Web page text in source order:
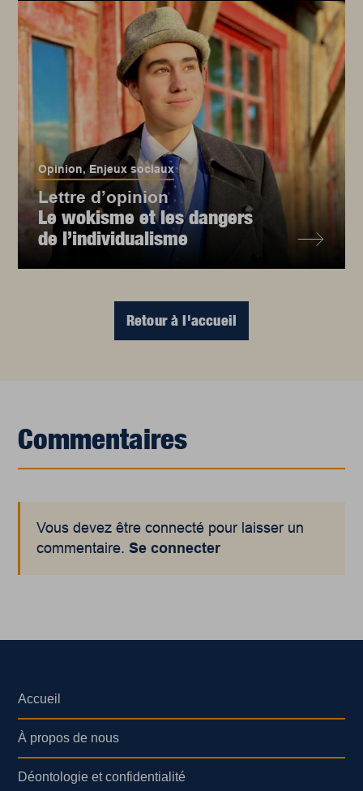
Opinion,Enjeux sociaux
Lettre d’opinion
Le wokisme et les dangers
de l’individualisme
Retour à l'accueil
Commentaires
Vous devez être connecté pour laisser un
commentaire.Se connecter
Accueil
À propos de nous
Déontologie et confidentialité